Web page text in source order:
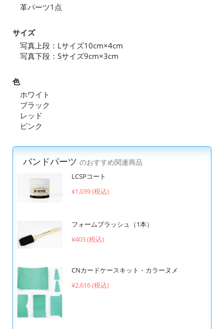
革パーツ1点
サイズ
写真上段：Lサイズ10cm×4cm
写真下段：Sサイズ9cm×3cm
色
ホワイト
ブラック
レッド
ピンク
バンドパーツ のおすすめ関連商品
LCSPコート
¥1,039 (税込)
フォームブラッシュ（1本）
¥403 (税込)
CNカードケースキット・カラーヌメ
¥2,616 (税込)